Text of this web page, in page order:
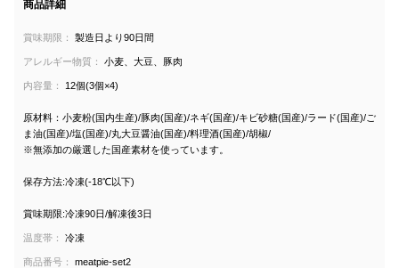
商品詳細
賞味期限： 製造日より90日間
アレルギー物質： 小麦、大豆、豚肉
内容量： 12個(3個×4)
原材料：小麦粉(国内生産)/豚肉(国産)/ネギ(国産)/キビ砂糖(国産)/ラード(国産)/ご
ま油(国産)/塩(国産)/丸大豆醤油(国産)/料理酒(国産)/胡椒/
※無添加の厳選した国産素材を使っています。
保存方法:冷凍(-18℃以下)
賞味期限:冷凍90日/解凍後3日
温度帯： 冷凍
商品番号： meatpie-set2